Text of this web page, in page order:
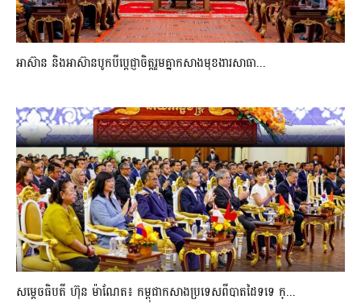
អាស៊ាន និងអាស៊ានបូកបីប្តេជ្ញាចិត្តរួមគ្នាកសាងមុខងារសាធា...
សម្ដេចធិបតី ហ៊ុន ម៉ាណែត៖ កម្ពុជាកសាងប្រទេសពីបាតដៃទទេ ក្...